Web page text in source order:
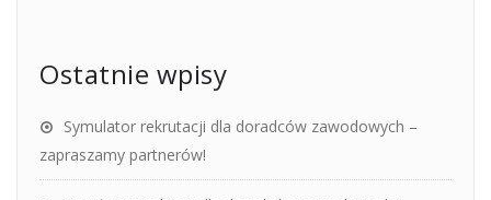
Ostatnie wpisy
Symulator rekrutacji dla doradców zawodowych –
zapraszamy partnerów!